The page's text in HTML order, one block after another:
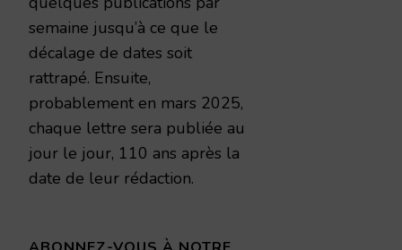
semaine jusqu’à ce que le
décalage de dates soit
rattrapé. Ensuite,
probablement en mars 2025,
chaque lettre sera publiée au
jour le jour, 110 ans après la
date de leur rédaction.